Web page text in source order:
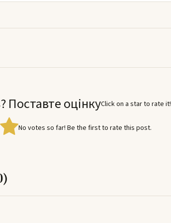
Поставте оцінкуClick on a star to rate it!
No votes so far! Be the first to rate this post.